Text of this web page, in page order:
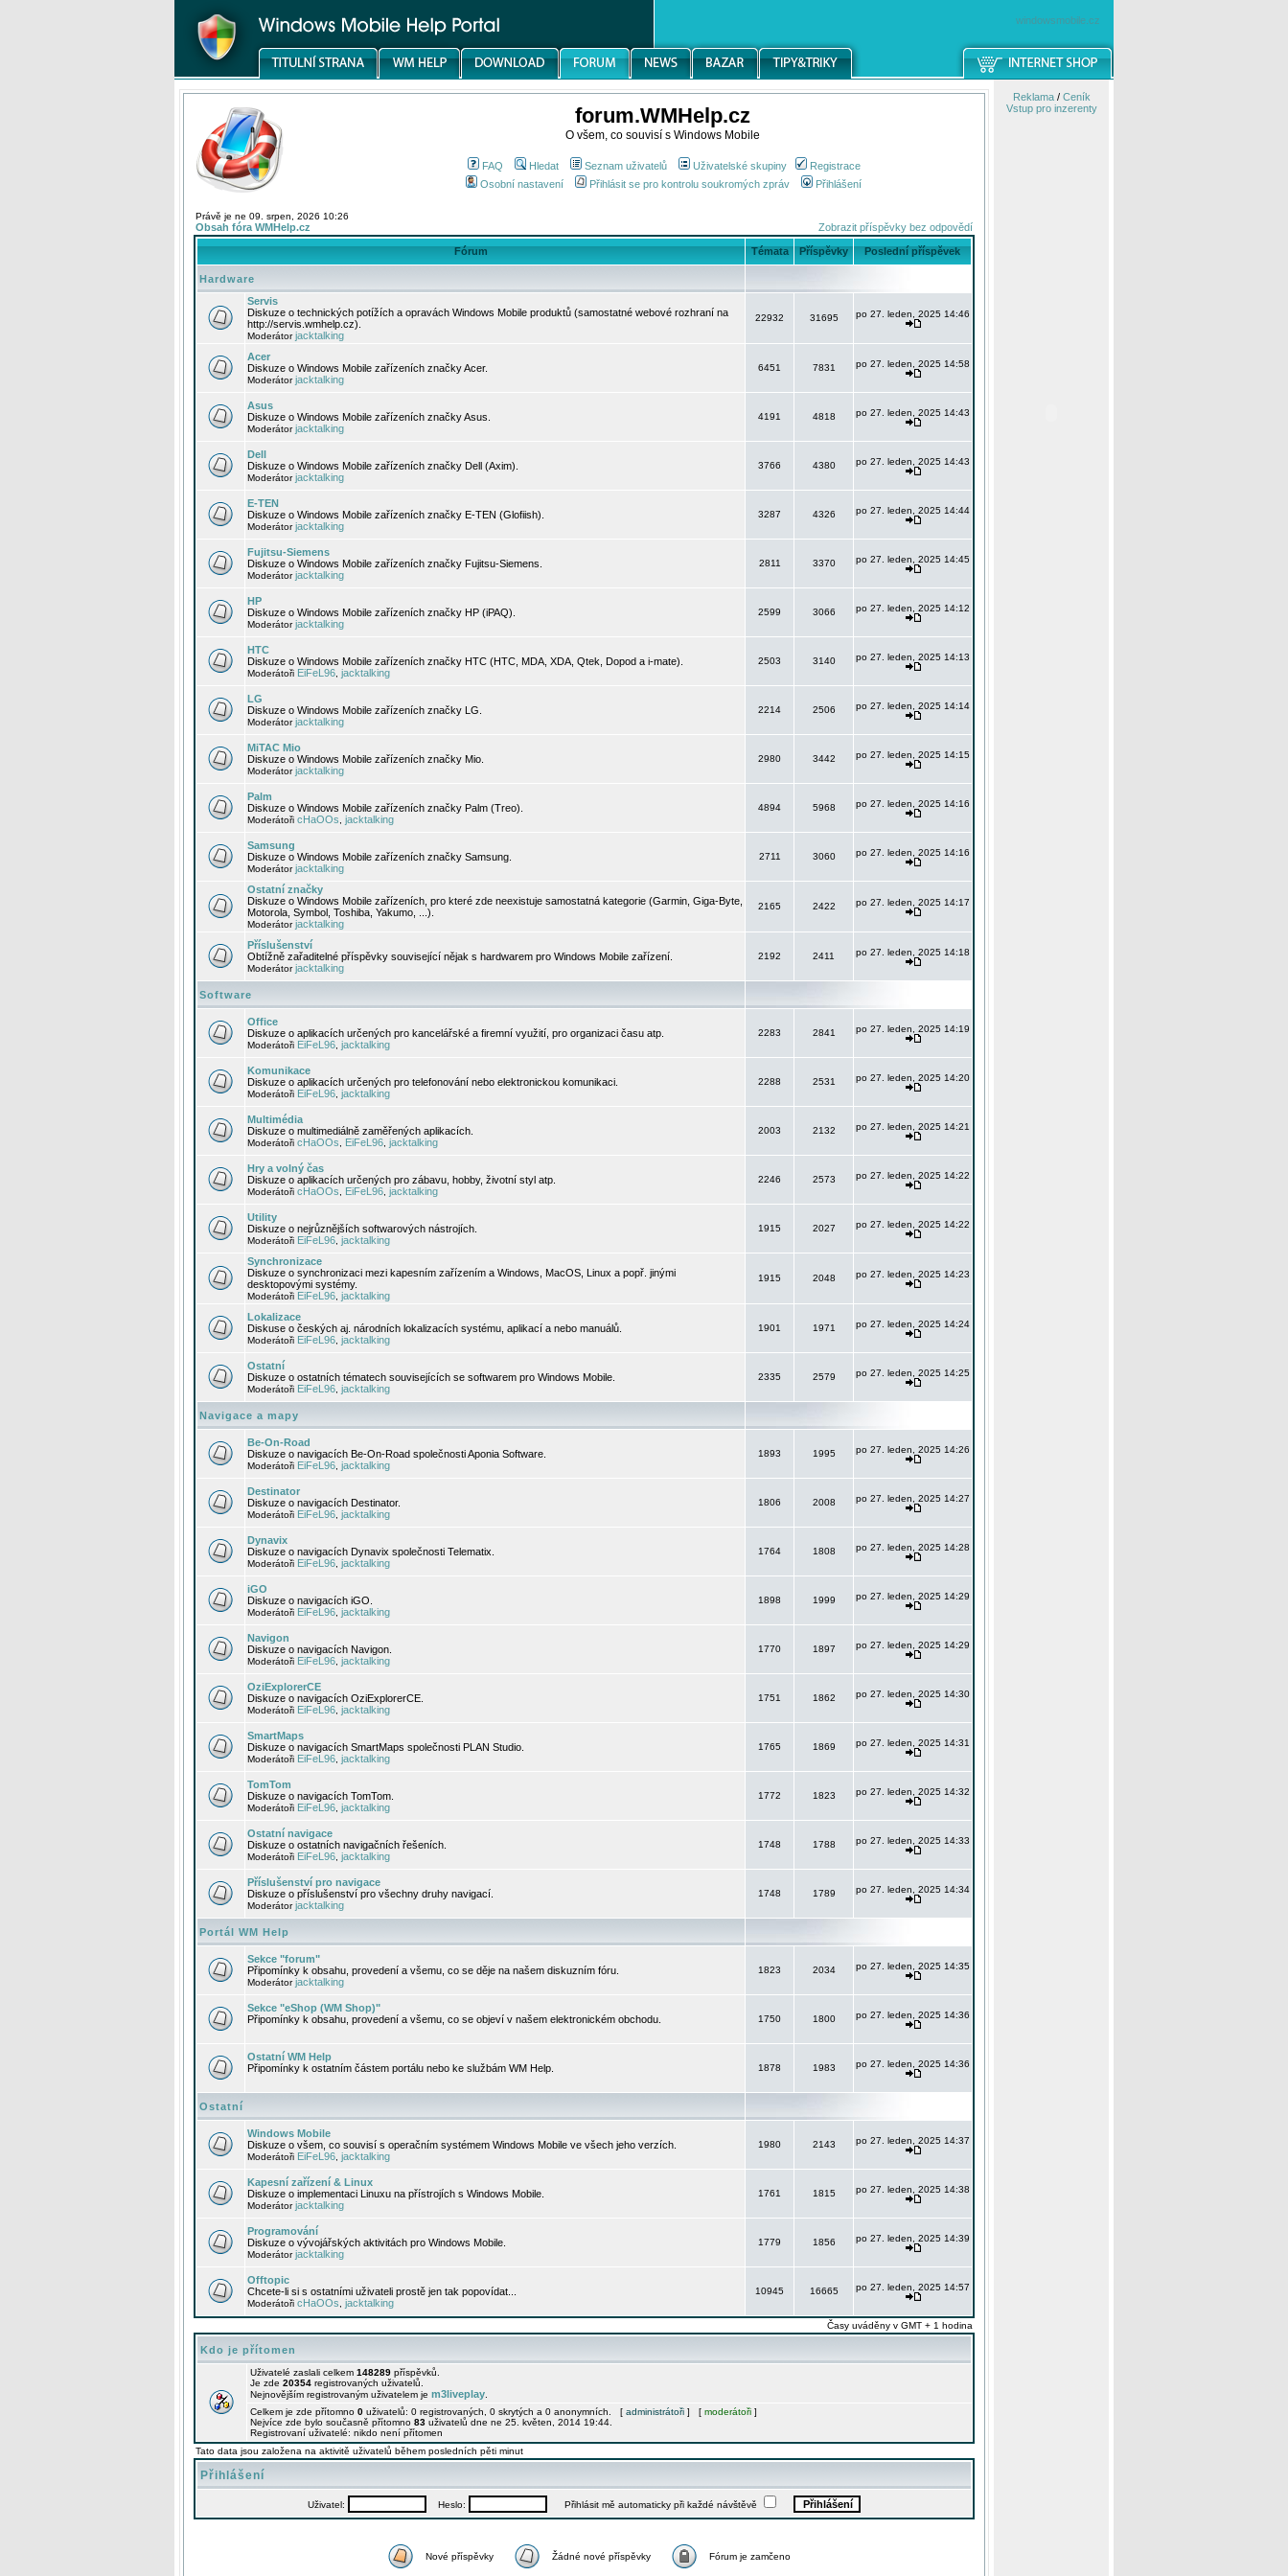
windowsmobile.cz
forum.WMHelp.cz
O všem, co souvisí s Windows Mobile
FAQ Hledat Seznam uživatelů Uživatelské skupiny
Registrace
Osobní nastavení
Přihlásit se pro kontrolu soukromých zpráv Přihlášení
Právě je ne 09. srpen, 2026 10:26
Obsah fóra WMHelp.cz Zobrazit příspěvky bez odpovědí
Fórum Témata Příspěvky Poslední příspěvek
Hardware
Servis
Diskuze o technických potížích a opravách Windows Mobile produktů (samostatné webové rozhraní na
http://servis.wmhelp.cz).
Moderátorjacktalking
22932 31695 po 27. leden, 2025 14:46
Acer
Diskuze o Windows Mobile zařízeních značky Acer.
Moderátorjacktalking
6451 7831 po 27. leden, 2025 14:58
Asus
Diskuze o Windows Mobile zařízeních značky Asus.
Moderátorjacktalking
4191 4818 po 27. leden, 2025 14:43
Dell
Diskuze o Windows Mobile zařízeních značky Dell (Axim).
Moderátorjacktalking
3766 4380 po 27. leden, 2025 14:43
E-TEN
Diskuze o Windows Mobile zařízeních značky E-TEN (Glofiish).
Moderátorjacktalking
3287 4326 po 27. leden, 2025 14:44
Fujitsu-Siemens
Diskuze o Windows Mobile zařízeních značky Fujitsu-Siemens.
Moderátorjacktalking
2811 3370 po 27. leden, 2025 14:45
HP
Diskuze o Windows Mobile zařízeních značky HP (iPAQ).
Moderátorjacktalking
2599 3066 po 27. leden, 2025 14:12
HTC
Diskuze o Windows Mobile zařízeních značky HTC (HTC, MDA, XDA, Qtek, Dopod a i-mate).
Moderátoři EiFeL96 jacktalking
2503 3140 po 27. leden, 2025 14:13
LG
Diskuze o Windows Mobile zařízeních značky LG.
Moderátorjacktalking
2214 2506 po 27. leden, 2025 14:14
MiTAC Mio
Diskuze o Windows Mobile zařízeních značky Mio.
Moderátorjacktalking
2980 3442 po 27. leden, 2025 14:15
Palm
Diskuze o Windows Mobile zařízeních značky Palm (Treo).
Moderátoři cHaOOs jacktalking
4894 5968 po 27. leden, 2025 14:16
Samsung
Diskuze o Windows Mobile zařízeních značky Samsung.
Moderátorjacktalking
2711 3060 po 27. leden, 2025 14:16
Ostatní značky
Diskuze o Windows Mobile zařízeních, pro které zde neexistuje samostatná kategorie (Garmin, Giga-Byte,
Motorola, Symbol, Toshiba, Yakumo, ...).
Moderátorjacktalking
2165 2422 po 27. leden, 2025 14:17
Příslušenství
Obtížně zařaditelné příspěvky související nějak s hardwarem pro Windows Mobile zařízení.
Moderátorjacktalking
2192 2411 po 27. leden, 2025 14:18
Software
Office
Diskuze o aplikacích určených pro kancelářské a firemní využití, pro organizaci času atp.
Moderátoři EiFeL96 jacktalking
2283 2841 po 27. leden, 2025 14:19
Komunikace
Diskuze o aplikacích určených pro telefonování nebo elektronickou komunikaci.
Moderátoři EiFeL96 jacktalking
2288 2531 po 27. leden, 2025 14:20
Multimédia
Diskuze o multimediálně zaměřených aplikacích.
Moderátoři cHaOOs EiFeL96 jacktalking
2003 2132 po 27. leden, 2025 14:21
Hry a volný čas
Diskuze o aplikacích určených pro zábavu, hobby, životní styl atp.
Moderátoři cHaOOs EiFeL96 jacktalking
2246 2573 po 27. leden, 2025 14:22
Utility
Diskuze o nejrůznějších softwarových nástrojích.
Moderátoři EiFeL96 jacktalking
1915 2027 po 27. leden, 2025 14:22
Synchronizace
Diskuze o synchronizaci mezi kapesním zařízením a Windows, MacOS, Linux a popř. jinými
desktopovými systémy.
Moderátoři EiFeL96 jacktalking
1915 2048 po 27. leden, 2025 14:23
Lokalizace
Diskuse o českých aj. národních lokalizacích systému, aplikací a nebo manuálů.
Moderátoři EiFeL96 jacktalking
1901 1971 po 27. leden, 2025 14:24
Ostatní
Diskuze o ostatních tématech souvisejících se softwarem pro Windows Mobile.
Moderátoři EiFeL96 jacktalking
2335 2579 po 27. leden, 2025 14:25
Navigace a mapy
Be-On-Road
Diskuze o navigacích Be-On-Road společnosti Aponia Software.
Moderátoři EiFeL96 jacktalking
1893 1995 po 27. leden, 2025 14:26
Destinator
Diskuze o navigacích Destinator.
Moderátoři EiFeL96 jacktalking
1806 2008 po 27. leden, 2025 14:27
Dynavix
Diskuze o navigacích Dynavix společnosti Telematix.
Moderátoři EiFeL96 jacktalking
1764 1808 po 27. leden, 2025 14:28
iGO
Diskuze o navigacích iGO.
Moderátoři EiFeL96 jacktalking
1898 1999 po 27. leden, 2025 14:29
Navigon
Diskuze o navigacích Navigon.
Moderátoři EiFeL96 jacktalking
1770 1897 po 27. leden, 2025 14:29
OziExplorerCE
Diskuze o navigacích OziExplorerCE.
Moderátoři EiFeL96 jacktalking
1751 1862 po 27. leden, 2025 14:30
SmartMaps
Diskuze o navigacích SmartMaps společnosti PLAN Studio.
Moderátoři EiFeL96 jacktalking
1765 1869 po 27. leden, 2025 14:31
TomTom
Diskuze o navigacích TomTom.
Moderátoři EiFeL96 jacktalking
1772 1823 po 27. leden, 2025 14:32
Ostatní navigace
Diskuze o ostatních navigačních řešeních.
Moderátoři EiFeL96 jacktalking
1748 1788 po 27. leden, 2025 14:33
Příslušenství pro navigace
Diskuze o příslušenství pro všechny druhy navigací.
Moderátorjacktalking
1748 1789 po 27. leden, 2025 14:34
Portál WM Help
Sekce "forum"
Připomínky k obsahu, provedení a všemu, co se děje na našem diskuzním fóru.
Moderátorjacktalking
1823 2034 po 27. leden, 2025 14:35
Sekce "eShop (WM Shop)"
Připomínky k obsahu, provedení a všemu, co se objeví v našem elektronickém obchodu.
1750 1800 po 27. leden, 2025 14:36
Ostatní WM Help
Připomínky k ostatním částem portálu nebo ke službám WM Help.
1878 1983 po 27. leden, 2025 14:36
Ostatní
Windows Mobile
Diskuze o všem, co souvisí s operačním systémem Windows Mobile ve všech jeho verzích.
Moderátoři EiFeL96 jacktalking
1980 2143 po 27. leden, 2025 14:37
Kapesní zařízení & Linux
Diskuze o implementaci Linuxu na přístrojích s Windows Mobile.
Moderátorjacktalking
1761 1815 po 27. leden, 2025 14:38
Programování
Diskuze o vývojářských aktivitách pro Windows Mobile.
Moderátorjacktalking
1779 1856 po 27. leden, 2025 14:39
Offtopic
Chcete-li si s ostatními uživateli prostě jen tak popovídat...
Moderátoři cHaOOs jacktalking
10945 16665 po 27. leden, 2025 14:57
Časy uváděny v GMT + 1 hodina
Kdo je přítomen
Uživatelé zaslali celkem 148289 příspěvků.
Je zde 20354 registrovaných uživatelů.
Nejnovějším registrovaným uživatelem je m3liveplay
Celkem je zde přítomno 0 uživatelů: 0 registrovaných, 0 skrytých a 0 anonymních. [ administrátoři ] [ moderátoři ]
Nejvíce zde bylo současně přítomno 83 uživatelů dne ne 25. květen, 2014 19:44.
Registrovaní uživatelé: nikdo není přítomen
Tato data jsou založena na aktivitě uživatelů během posledních pěti minut
Přihlášení
Uživatel: Heslo: Přihlásit mě automaticky při každé návštěvě
Nové příspěvky Žádné nové příspěvky Fórum je zamčeno
Reklama/ Ceník
Vstup pro inzerenty